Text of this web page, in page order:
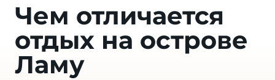
Чем отличается
отдых на острове
Ламу